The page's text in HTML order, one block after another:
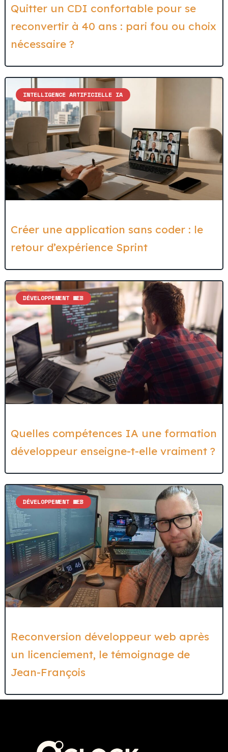
Quitter un CDI confortable pour se
reconvertir à 40 ans : pari fou ou choix
nécessaire ?
INTELLIGENCE ARTIFICIELLE IA
Créer une application sans coder : le
retour d’expérience Sprint
DÉVELOPPEMENT WEB
Quelles compétences IA une formation
développeur enseigne-t-elle vraiment ?
DÉVELOPPEMENT WEB
Reconversion développeur web après
un licenciement, le témoignage de
Jean-François